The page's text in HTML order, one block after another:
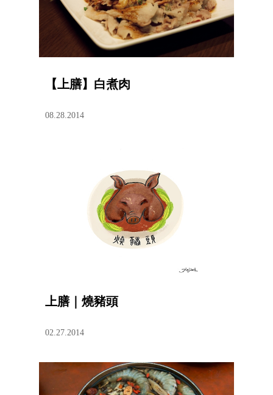
【上膳】白煮肉
08.28.2014
上膳｜燒豬頭
02.27.2014